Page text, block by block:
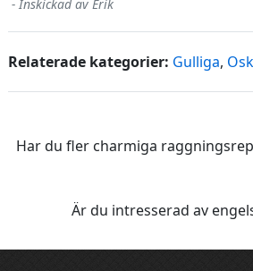
- Inskickad av Erik
Relaterade kategorier: Gulliga,
Har du fler charmiga
Är du intresserad av